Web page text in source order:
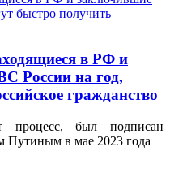
в РФ и
России на год,
гражданство
процесс, был подписан
Путиным в мае 2023 года